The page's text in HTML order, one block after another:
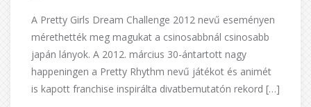
A Pretty Girls Dream Challenge 2012 nevű eseményen
mérethették meg magukat a csinosabbnál csinosabb
japán lányok. A 2012. március 30-ántartott nagy
happeningen a Pretty Rhythm nevű játékot és animét
is kapott franchise inspirálta divatbemutatón rekord […]